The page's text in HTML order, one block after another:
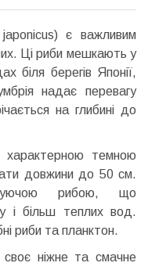
є важливим
Ці риби мешкають у
біля берегів Японії,
надає перевагу
на глибині до
характерною темною
довжини до 50 см.
рибою, що
і більш теплих вод.
риби та планктон.
своє ніжне та смачне